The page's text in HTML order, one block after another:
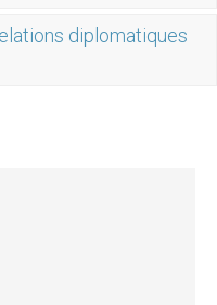
diplomatiques